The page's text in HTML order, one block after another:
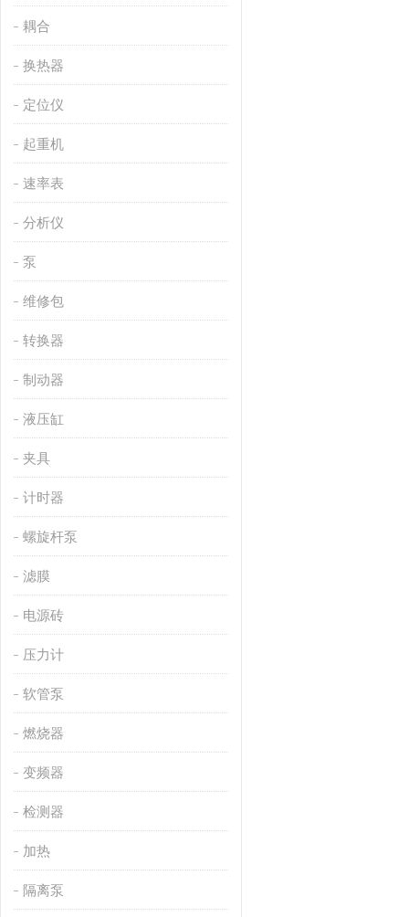
耦合
换热器
定位仪
起重机
速率表
分析仪
泵
维修包
转换器
制动器
液压缸
夹具
计时器
螺旋杆泵
滤膜
电源砖
压力计
软管泵
燃烧器
变频器
检测器
加热
隔离泵